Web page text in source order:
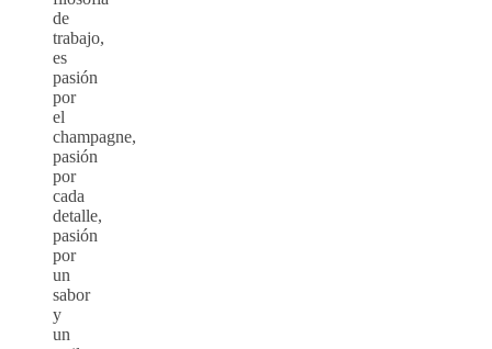
de
trabajo,
es
pasión
por
el
champagne,
pasión
por
cada
detalle,
pasión
por
un
sabor
y
un